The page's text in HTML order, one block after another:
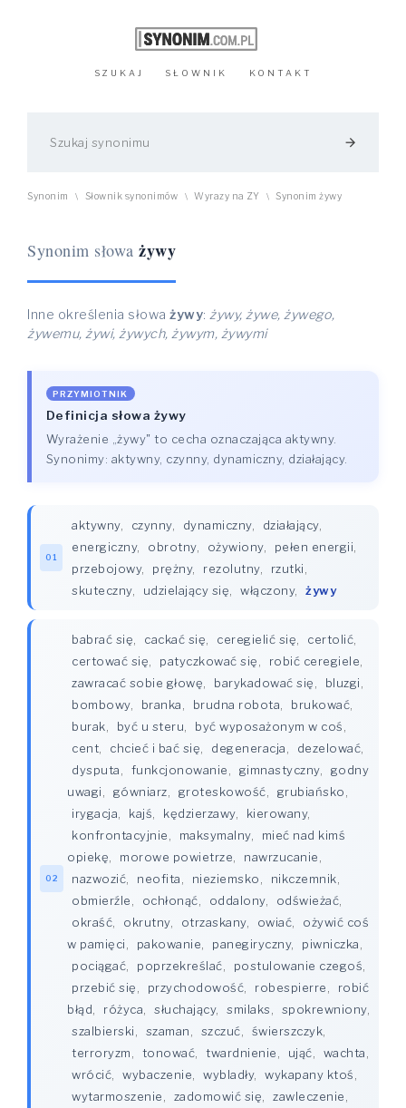
SZUKAJ SŁOWNIK KONTAKT
arrow_forward
Synonim \ Słownik synonimów \ Wyrazy na ZY \ Synonim żywy
Synonim słowa żywy
Inne określenia słowa żywy: żywy, żywe, żywego,
żywemu, żywi, żywych, żywym, żywymi
PRZYMIOTNIK
Definicja słowa żywy
Wyrażenie „żywy" to cecha oznaczająca aktywny.
Synonimy: aktywny, czynny, dynamiczny, działający.
01
aktywny, czynny, dynamiczny, działający,
energiczny, obrotny, ożywiony, pełen energii,
przebojowy, prężny, rezolutny, rzutki,
skuteczny, udzielający się, włączony, żywy
02
babrać się, cackać się, ceregielić się, certolić,
certować się, patyczkować się, robić ceregiele,
zawracać sobie głowę, barykadować się, bluzgi,
bombowy, branka, brudna robota, brukować,
burak, być u steru, być wyposażonym w coś,
cent, chcieć i bać się, degeneracja, dezelować,
dysputa, funkcjonowanie, gimnastyczny,
godny
uwagi, gówniarz, groteskowość, grubiańsko,
irygacja, kajś, kędzierzawy, kierowany,
konfrontacyjnie, maksymalny,
mieć nad kimś
opiekę, morowe powietrze, nawrzucanie,
nazwozić, neofita, nieziemsko, nikczemnik,
obmierźle, ochłonąć, oddalony, odświeżać,
okraść, okrutny, otrzaskany, owiać,
ożywić coś
w pamięci, pakowanie, panegiryczny, piwniczka,
pociągać, poprzekreślać, postulowanie czegoś,
przebić się, przychodowość, robespierre,
robić
błąd, różyca, słuchający, smilaks, spokrewniony,
szalbierski, szaman, szczuć, świerszczyk,
terroryzm, tonować, twardnienie, ująć, wachta,
wrócić, wybaczenie, wybladły, wykapany ktoś,
wytarmoszenie, zadomowić się, zawleczenie,